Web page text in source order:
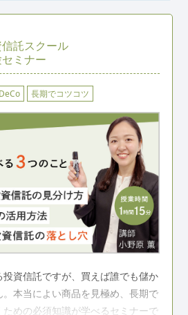
た家賃収入を得る方法を知りたい
授業を体験してみたい
体験セミナーの詳細を見る
託スクール
ミナー
長期でコツコツ
資信託ですが、買えば誰でも儲か
本当によい商品を見極め、長期で
めの必須知識が学べるセミナーで